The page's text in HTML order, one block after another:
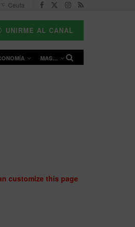
°C Ceuta
UNIRME AL CANAL
MAS…
customize this page